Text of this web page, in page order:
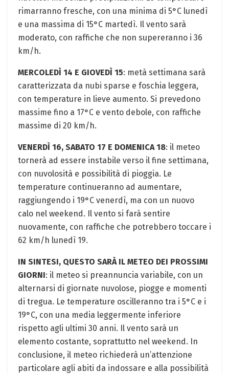
rimarranno fresche, con una minima di 5°C lunedì
e una massima di 15°C martedì. Il vento sarà
moderato, con raffiche che non supereranno i 36
km/h.
MERCOLEDÌ 14 E GIOVEDÌ 15: metà settimana sarà
caratterizzata da nubi sparse e foschia leggera,
con temperature in lieve aumento. Si prevedono
massime fino a 17°C e vento debole, con raffiche
massime di 20 km/h.
VENERDÌ 16, SABATO 17 E DOMENICA 18: il meteo
tornerà ad essere instabile verso il fine settimana,
con nuvolosità e possibilità di pioggia. Le
temperature continueranno ad aumentare,
raggiungendo i 19°C venerdì, ma con un nuovo
calo nel weekend. Il vento si farà sentire
nuovamente, con raffiche che potrebbero toccare i
62 km/h lunedì 19.
IN SINTESI, QUESTO SARÀ IL METEO DEI PROSSIMI
GIORNI: il meteo si preannuncia variabile, con un
alternarsi di giornate nuvolose, piogge e momenti
di tregua. Le temperature oscilleranno tra i 5°C e i
19°C, con una media leggermente inferiore
rispetto agli ultimi 30 anni. Il vento sarà un
elemento costante, soprattutto nel weekend. In
conclusione, il meteo richiederà un’attenzione
particolare agli abiti da indossare e alla possibilità